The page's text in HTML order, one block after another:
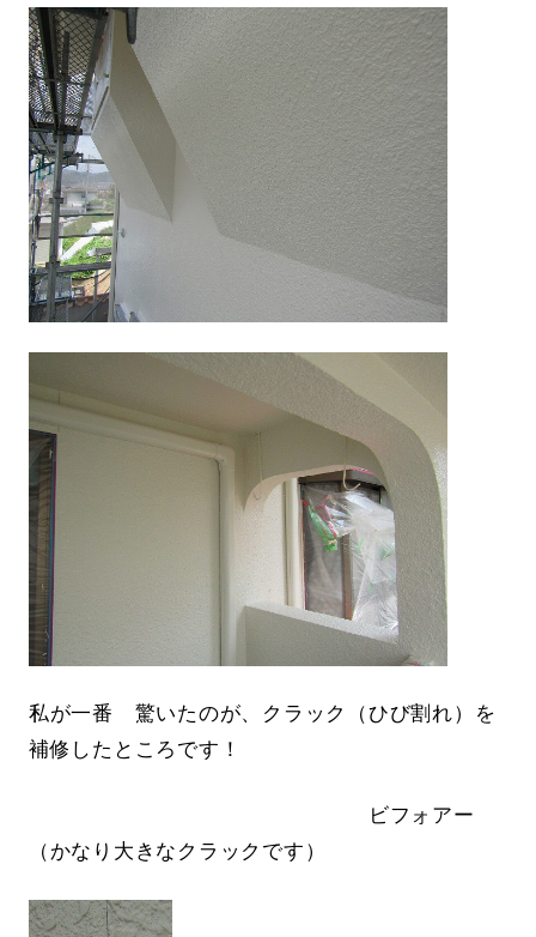
私が一番 驚いたのが、クラック（ひび割れ）を
補修したところです！
ビフォアー
（かなり大きなクラックです）